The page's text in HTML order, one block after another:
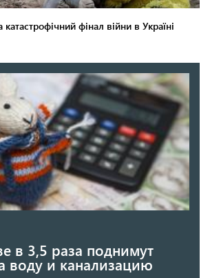
в 3,5 раза поднимут
воду и канализацию